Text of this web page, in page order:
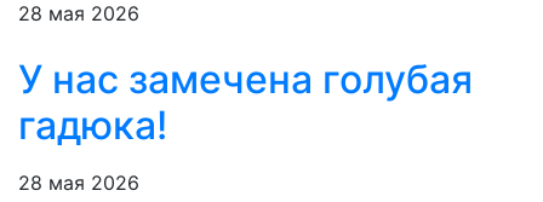
28 мая 2026
У нас замечена голубая
гадюка!
28 мая 2026